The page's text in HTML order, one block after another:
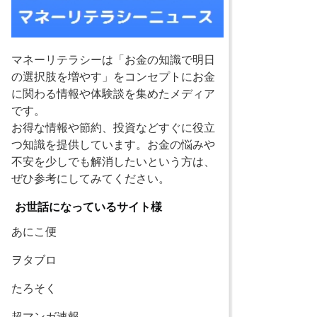
マネーリテラシーは「お金の知識で明日
の選択肢を増やす」をコンセプトにお金
に関わる情報や体験談を集めたメディア
です。
お得な情報や節約、投資などすぐに役立
つ知識を提供しています。お金の悩みや
不安を少しでも解消したいという方は、
ぜひ参考にしてみてください。
お世話になっているサイト様
あにこ便
ヲタブロ
たろそく